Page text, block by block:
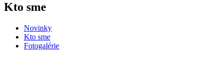
Kto sme
Novinky
Kto sme
Fotogalérie